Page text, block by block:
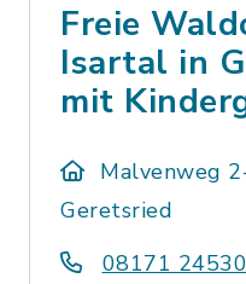
Freie
Isartal in
mit
Malvenweg
Geretsried
08171